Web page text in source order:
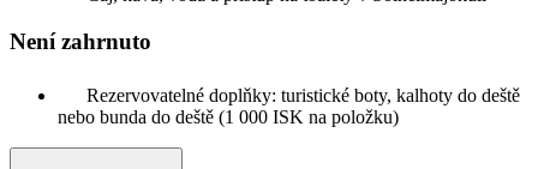
Není zahrnuto
Rezervovatelné doplňky: turistické boty, kalhoty do deště
nebo bunda do deště (1 000 ISK na položku)